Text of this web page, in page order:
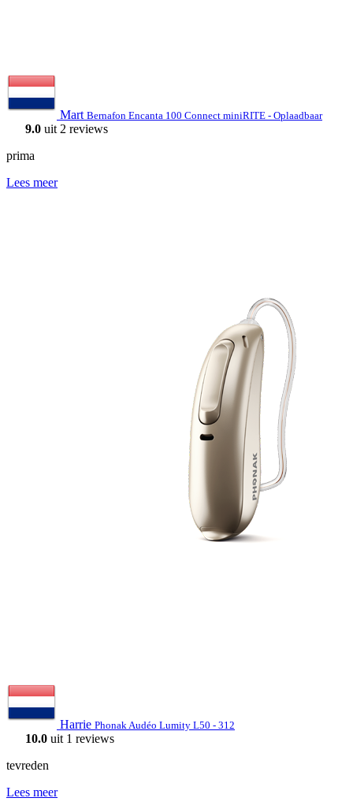
Mart Bernafon Encanta 100 Connect miniRITE - Oplaadbaar
9.0 uit 2 reviews
prima
Lees meer
Harrie Phonak Audéo Lumity L50 - 312
10.0 uit 1 reviews
tevreden
Lees meer